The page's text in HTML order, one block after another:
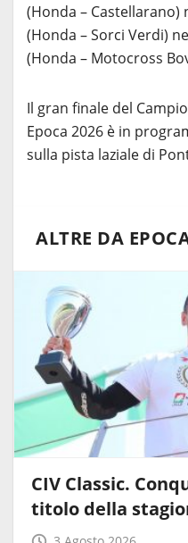
(Honda – Castellarano)
(Honda – Sorci Verdi)
(Honda – Motocross
Il gran finale del
Epoca 2026 è in
sulla pista laziale di
ALTRE DA
CIV Classic.
titolo della